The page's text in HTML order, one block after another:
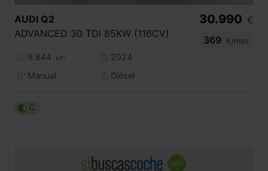
AUDI Q2
ADVANCED 30 TDI 85KW (116CV)
9.844 km
2024
Manual
Diésel
30.990 €
369
€/mes
C